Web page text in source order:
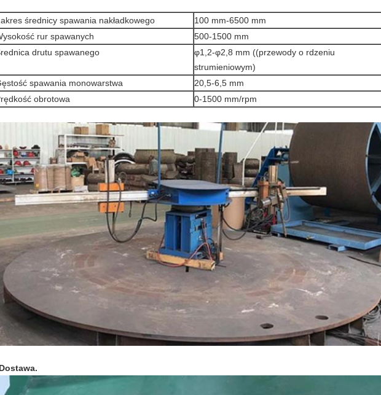
Oddzwonimy wkrótce!
średnicy spawania nakładkowego
100 mm-6500 mm
rur spawanych
500-1500 mm
drutu spawanego
φ1,2-φ2,8 mm ((przewody o rdzeniu
strumieniowym)
spawania monowarstwa
20,5-6,5 mm
obrotowa
0-1500 mm/rpm